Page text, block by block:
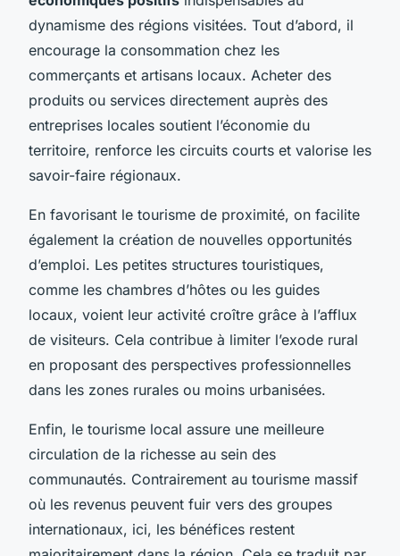
dynamisme des régions visitées. Tout d’abord, il
encourage la consommation chez les
commerçants et artisans locaux. Acheter des
produits ou services directement auprès des
entreprises locales soutient l’économie du
territoire, renforce les circuits courts et valorise les
savoir-faire régionaux.
En favorisant le tourisme de proximité, on facilite
également la création de nouvelles opportunités
d’emploi. Les petites structures touristiques,
comme les chambres d’hôtes ou les guides
locaux, voient leur activité croître grâce à l’afflux
de visiteurs. Cela contribue à limiter l’exode rural
en proposant des perspectives professionnelles
dans les zones rurales ou moins urbanisées.
Enfin, le tourisme local assure une meilleure
circulation de la richesse au sein des
communautés. Contrairement au tourisme massif
où les revenus peuvent fuir vers des groupes
internationaux, ici, les bénéfices restent